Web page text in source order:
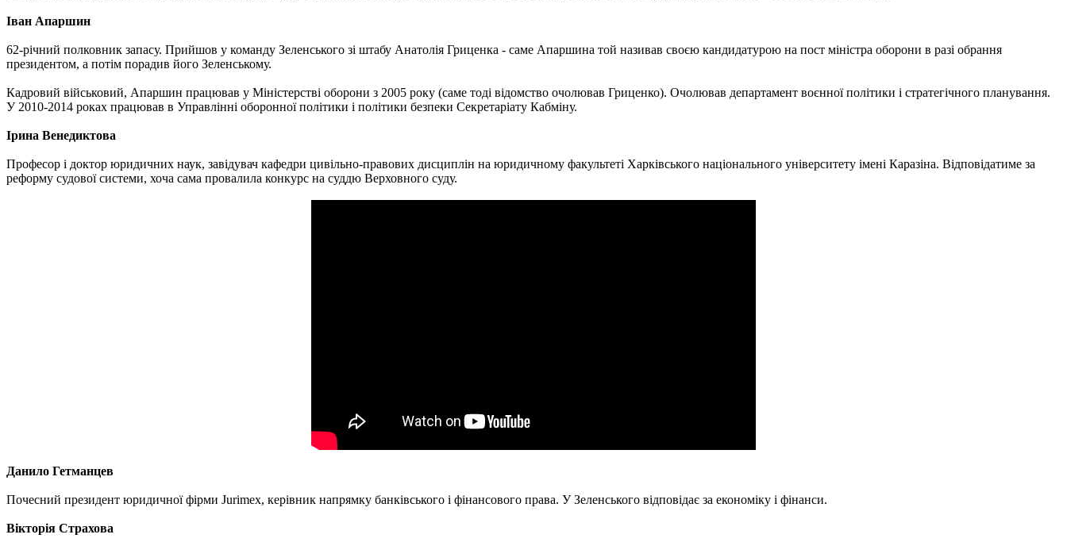
Іван Апаршин
62-річний полковник запасу. Прийшов у команду Зеленського зі штабу Анатолія Гриценка - саме Апаршина той називав своєю кандидатурою на пост міністра оборони в разі обрання
президентом, а потім порадив його Зеленському.
Кадровий військовий, Апаршин працював у Міністерстві оборони з 2005 року (саме тоді відомство очолював Гриценко). Очолював департамент воєнної політики і стратегічного планування.
У 2010-2014 роках працював в Управлінні оборонної політики і політики безпеки Секретаріату Кабміну.
Ірина Венедиктова
Професор і доктор юридичних наук, завідувач кафедри цивільно-правових дисциплін на юридичному факультеті Харківського національного університету імені Каразіна. Відповідатиме за
реформу судової системи, хоча сама провалила конкурс на суддю Верховного суду.
Данило Гетманцев
Почесний президент юридичної фірми Jurimex, керівник напрямку банківського і фінансового права. У Зеленського відповідає за економіку і фінанси.
Вікторія Страхова